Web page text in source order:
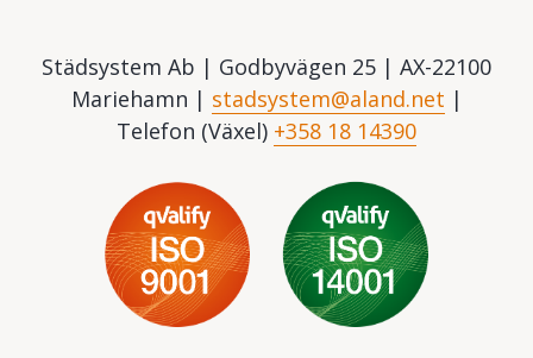
Städsystem Ab | Godbyvägen 25 | AX-22100
Mariehamn | stadsystem@aland.net |
Telefon (Växel) +358 18 14390